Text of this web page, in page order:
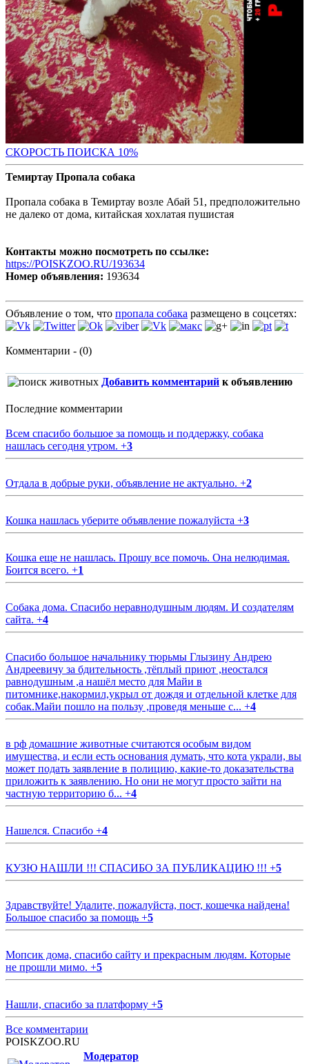
СКОРОСТЬ ПОИСКА 10%
Темиртау Пропала собака
Пропала собака в Темиртау возле Абай 51, предположительно
не далеко от дома, китайская хохлатая пушистая
Контакты можно посмотреть по ссылке:
https://POISKZOO.RU/193634
Номер объявления: 193634
Объявление о том, что пропала собака размещено в соцсетях:
Комментарии - (0)
Добавить комментарий к объявлению
Последние комментарии
Всем спасибо большое за помощь и поддержку, собака
нашлась сегодня утром. +3
Отдала в добрые руки, объявление не актуально. +2
Кошка нашлась уберите объявление пожалуйста +3
Кошка еще не нашлась. Прошу все помочь. Она нелюдимая.
Боится всего. +1
Собака дома. Спасибо неравнодушным людям. И создателям
сайта. +4
Спасибо большое начальнику тюрьмы Глызину Андрею
Андреевичу за бдительность ,тёплый приют ,неостался
равнодушным ,а нашёл место для Майи в
питомнике,накормил,укрыл от дождя и отдельной клетке для
собак.Майи пошло на пользу ,проведя меньше с... +4
в рф домашние животные считаются особым видом
имущества, и если есть основания думать, что кота украли, вы
может подать заявление в полицию, какие-то доказательства
приложить к заявлению. Но они не могут просто зайти на
частную территорию б... +4
Нашелся. Спасибо +4
КУЗЮ НАШЛИ !!! СПАСИБО ЗА ПУБЛИКАЦИЮ !!! +5
Здравствуйте! Удалите, пожалуйста, пост, кошечка найдена!
Большое спасибо за помощь +5
Мопсик дома, спасибо сайту и прекрасным людям. Которые
не прошли мимо. +5
Нашли, спасибо за платформу +5
Все комментарии
POISKZOO.RU
Модератор